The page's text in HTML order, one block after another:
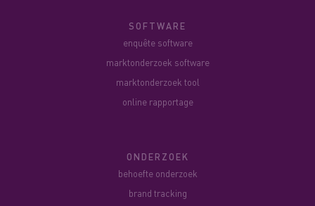
SOFTWARE
enquête software
marktonderzoek software
marktonderzoek tool
online rapportage
ONDERZOEK
behoefte onderzoek
brand tracking